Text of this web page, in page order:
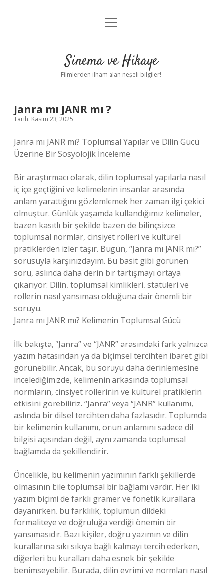
Gizlilik Politikası
Yasal Uyarı
menüyü
Sinema ve Hikaye
Filmlerden ilham alan neşeli bilgiler!
Janra mı JANR mı ?
Tarih: Kasım 23, 2025
Janra mı JANR mı? Toplumsal Yapılar ve Dilin Gücü
Üzerine Bir Sosyolojik İnceleme
Bir araştırmacı olarak, dilin toplumsal yapılarla nasıl
iç içe geçtiğini ve kelimelerin insanlar arasında
anlam yarattığını gözlemlemek her zaman ilgi çekici
olmuştur. Günlük yaşamda kullandığımız kelimeler,
bazen kasıtlı bir şekilde bazen de bilinçsizce
toplumsal normlar, cinsiyet rolleri ve kültürel
pratiklerden izler taşır. Bugün, “Janra mı JANR mı?”
sorusuyla karşınızdayım. Bu basit gibi görünen
soru, aslında daha derin bir tartışmayı ortaya
çıkarıyor: Dilin, toplumsal kimlikleri, statüleri ve
rollerin nasıl yansıması olduğuna dair önemli bir
soruyu.
Janra mı JANR mı? Kelimenin Toplumsal Gücü
İlk bakışta, “Janra” ve “JANR” arasındaki fark yalnızca
yazım hatasından ya da biçimsel tercihten ibaret gibi
görünebilir. Ancak, bu soruyu daha derinlemesine
incelediğimizde, kelimenin arkasında toplumsal
normların, cinsiyet rollerinin ve kültürel pratiklerin
etkisini görebiliriz. “Janra” veya “JANR” kullanımı,
aslında bir dilsel tercihten daha fazlasıdır. Toplumda
bir kelimenin kullanımı, onun anlamını sadece dil
bilgisi açısından değil, aynı zamanda toplumsal
bağlamda da şekillendirir.
Öncelikle, bu kelimenin yazımının farklı şekillerde
olmasının bile toplumsal bir bağlamı vardır. Her iki
yazım biçimi de farklı gramer ve fonetik kurallara
dayanırken, bu farklılık, toplumun dildeki
formaliteye ve doğruluğa verdiği önemin bir
yansımasıdır. Bazı kişiler, doğru yazımın ve dilin
kurallarına sıkı sıkıya bağlı kalmayı tercih ederken,
diğerleri bu kuralları daha esnek bir şekilde
benimseyebilir. Burada, dilin evrimi ve normları nasıl